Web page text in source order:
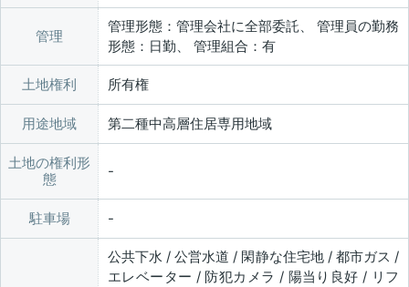
管理
管理形態：管理会社に全部委託、 管理員の勤務
形態：日勤、 管理組合：有
土地権利 所有権
用途地域 第二種中高層住居専用地域
土地の権利形
態
駐車場
公共下水 / 公営水道 / 閑静な住宅地 / 都市ガス /
エレベーター / 防犯カメラ / 陽当り良好 / リフ